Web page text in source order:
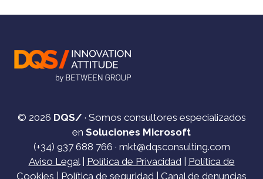
© 2026 DQS/· Somos consultores especializados
en Soluciones Microsoft
(+34) 937 688 766 · mkt@dqsconsulting.com
Aviso Legal| Política de Privacidad| Política de
Cookies
Política de seguridad Canal de denuncias